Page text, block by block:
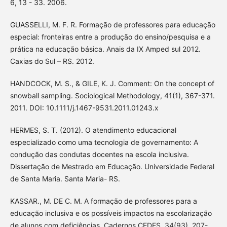
6, 13 - 33. 2006.
GUASSELLI, M. F. R. Formação de professores para educação
especial: fronteiras entre a produção do ensino/pesquisa e a
prática na educação básica. Anais da IX Amped sul 2012.
Caxias do Sul – RS. 2012.
HANDCOCK, M. S., & GILE, K. J. Comment: On the concept of
snowball sampling. Sociological Methodology, 41(1), 367-371.
2011. DOI: 10.1111/j.1467-9531.2011.01243.x
HERMES, S. T. (2012). O atendimento educacional
especializado como uma tecnologia de governamento: A
condução das condutas docentes na escola inclusiva.
Dissertação de Mestrado em Educação. Universidade Federal
de Santa Maria. Santa Maria- RS.
KASSAR., M. DE C. M. A formação de professores para a
educação inclusiva e os possíveis impactos na escolarização
de alunos com deficiências. Cadernos CEDES, 34(93), 207-